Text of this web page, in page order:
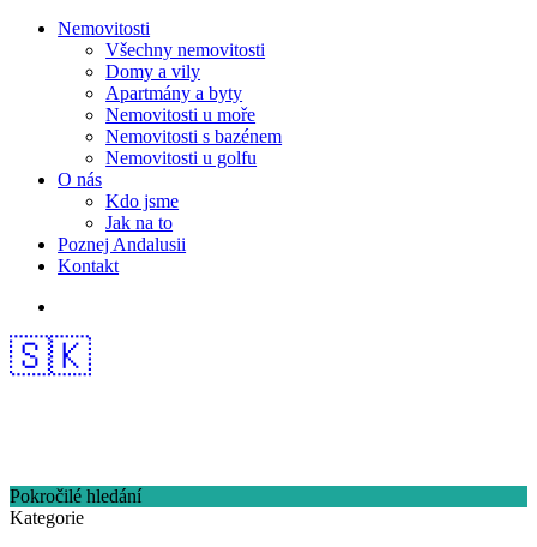
Nemovitosti
Všechny nemovitosti
Domy a vily
Apartmány a byty
Nemovitosti u moře
Nemovitosti s bazénem
Nemovitosti u golfu
O nás
Kdo jsme
Jak na to
Poznej Andalusii
Kontakt
🇸🇰
Pokročilé hledání
Kategorie